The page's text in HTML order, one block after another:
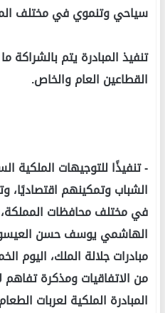
سياحي وتنموي في مختلف
تنفيذ المبادرة يتم
القطاعين العام والخاص.
- تنفيذًا للتوجيهات الملكية
الشباب وتمكينهم اقتصاديًا،
في مختلف محافظات
الهاشمي يوسف حسن
مبادرات جلالة الملك، اليوم
من الاتفاقيات ومذكرة تفاهم
المبادرة الملكية لعربات